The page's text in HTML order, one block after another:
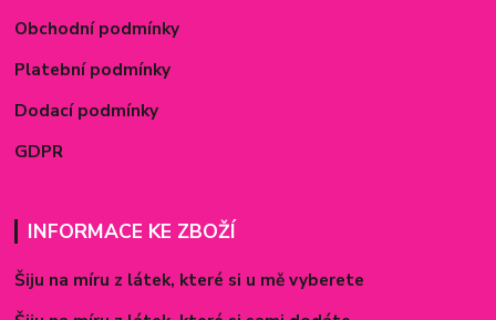
Obchodní podmínky
Platební podmínky
Dodací podmínky
GDPR
INFORMACE KE ZBOŽÍ
Šiju na míru z látek, které si u mě vyberete